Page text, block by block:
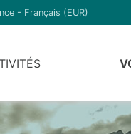
- Français (EUR)